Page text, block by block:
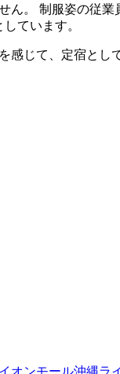
。 制服姿の従
ています。
じて、定宿とし
イオンモール沖縄ラ